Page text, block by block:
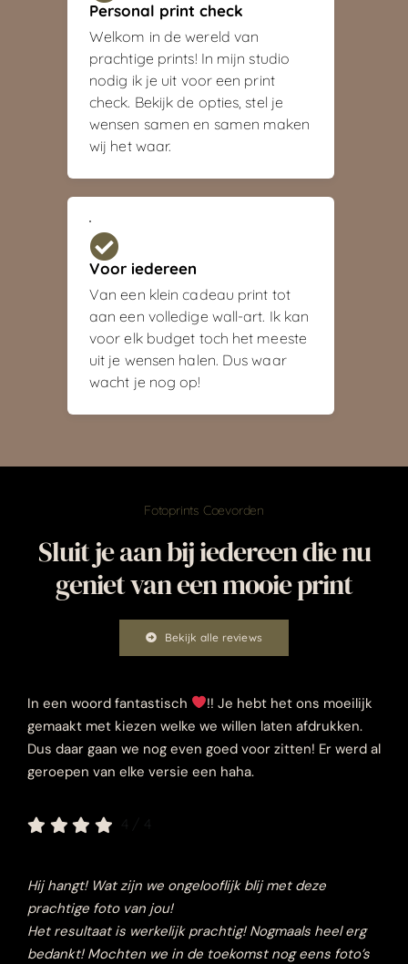
Personal print check
Welkom in de wereld van
prachtige prints! In mijn studio
nodig ik je uit voor een print
check. Bekijk de opties, stel je
wensen samen en samen maken
wij het waar.
Voor iedereen
Van een klein cadeau print tot
aan een volledige wall-art. Ik kan
voor elk budget toch het meeste
uit je wensen halen. Dus waar
wacht je nog op!
Fotoprints Coevorden
Sluit je aan bij iedereen die nu
geniet van een mooie print
Bekijk alle reviews
In een woord fantastisch
!! Je hebt het ons moeilijk
gemaakt met kiezen welke we willen laten afdrukken.
Dus daar gaan we nog even goed voor zitten! Er werd al
geroepen van elke versie een haha.
Hij hangt! Wat zijn we ongelooflijk blij met deze
prachtige foto van jou!
Het resultaat is werkelijk prachtig! Nogmaals heel erg
bedankt! Mochten we in de toekomst nog eens foto’s